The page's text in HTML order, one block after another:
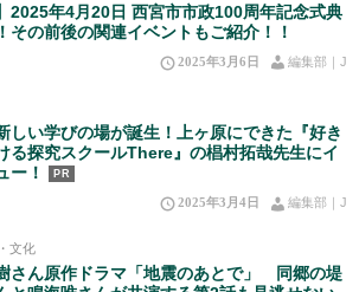
2025年4月20日 西宮市市政100周年記念式典
その前後の関連イベントもご紹介！！
2025年3月6日 編集部｜J
しい学びの場が誕生！上ヶ原にできた『好き
る探究スクールThere』の椙村拓哉先生にイ
ー！
PR
2025年3月4日 編集部｜J
文化
さん原作ドラマ「地震のあとで」 同郷の堤